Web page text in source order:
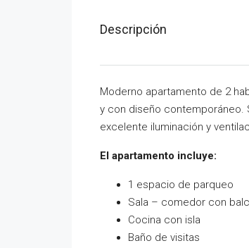
Descripción
Moderno apartamento de 2
y con diseño contemporáneo.
excelente iluminación y
El apartamento incluye:
1 espacio de parqueo
Sala – comedor con
Cocina con isla
Baño de visitas